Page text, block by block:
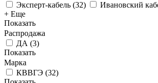
Эксперт-кабель (32) Ивановский
+ Еще
Показать
Распродажа
ДА (3)
Показать
Марка
КВВГЭ (32)